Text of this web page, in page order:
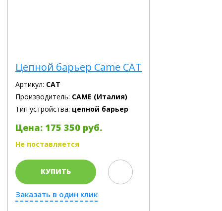
Цепной барьер Came CAT
Артикул: CAT
Производитель: CAME (Италия)
Тип устройства: цепной барьер
Цена: 175 350 руб.
Не поставляется
КУПИТЬ
Заказать в один клик